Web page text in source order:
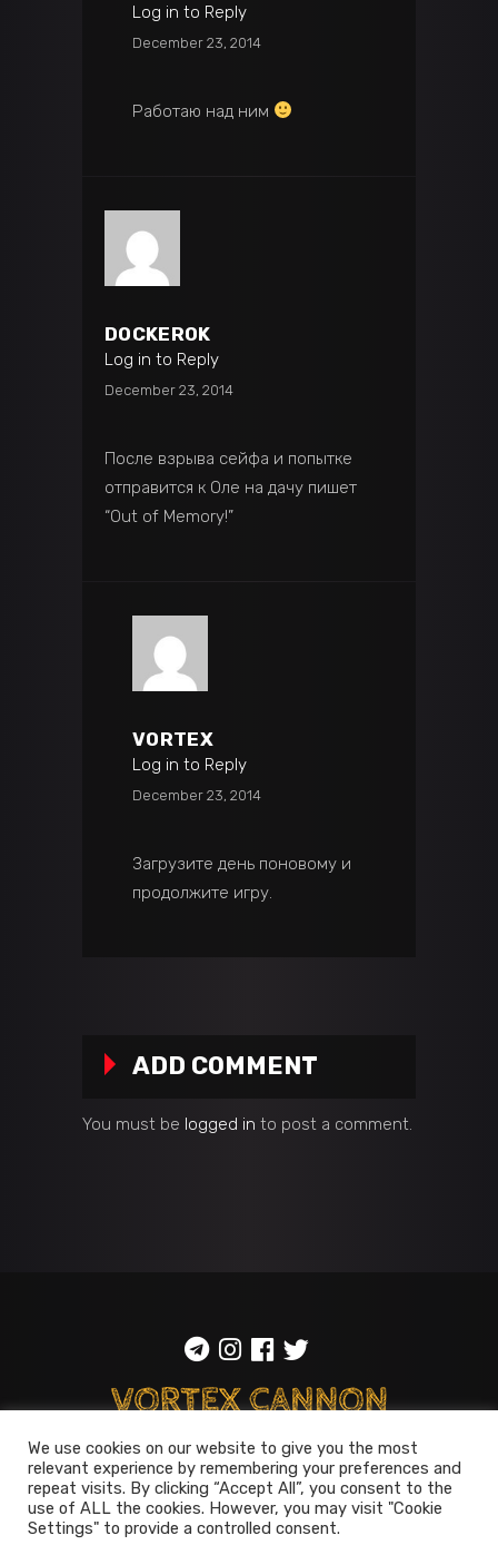
Log in to Reply
December 23, 2014
Работаю над ним
DOCKER0K
Log in to Reply
December 23, 2014
После взрыва сейфа и попытке
отправится к Оле на дачу пишет
“Out of Memory!”
VORTEX
Log in to Reply
December 23, 2014
Загрузите день поновому и
продолжите игру.
ADD COMMENT
You must be logged in to post a comment.
ToS::Privacy policy
© 2014-2026Vortex Cannon
Entertainment. All rights reserved
We use cookies on our website to give you the most
relevant experience by remembering your preferences and
repeat visits. By clicking “Accept All”, you consent to the
use of ALL the cookies. However, you may visit "Cookie
Settings" to provide a controlled consent.